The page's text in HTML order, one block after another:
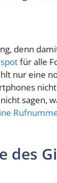
denn
für alle
nur eine
sagen,
des